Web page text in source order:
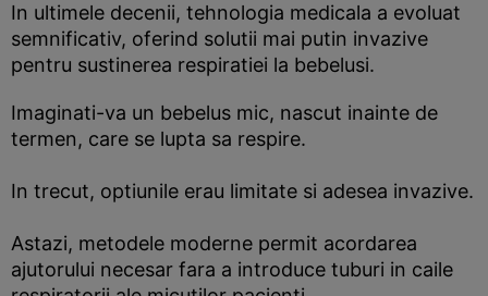
In ultimele decenii, tehnologia medicala a evoluat
semnificativ, oferind solutii mai putin invazive
pentru sustinerea respiratiei la bebelusi.
Imaginati-va un bebelus mic, nascut inainte de
termen, care se lupta sa respire.
In trecut, optiunile erau limitate si adesea invazive.
Astazi, metodele moderne permit acordarea
ajutorului necesar fara a introduce tuburi in caile